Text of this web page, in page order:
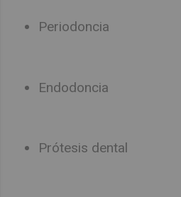
Periodoncia
Endodoncia
Prótesis dental